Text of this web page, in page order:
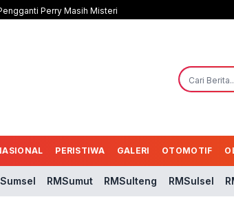
Perry Masih Misteri
PERISTIWA GALERI OTOMOTIF
RMSumut RMSulteng RMSulsel